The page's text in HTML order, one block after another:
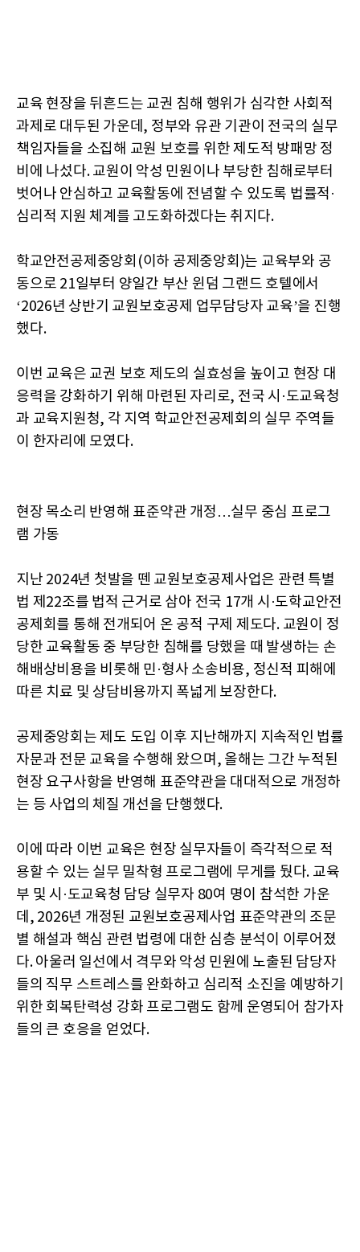
교육 현장을 뒤흔드는 교권 침해 행위가 심각한 사회적
과제로 대두된 가운데, 정부와 유관 기관이 전국의 실무
책임자들을 소집해 교원 보호를 위한 제도적 방패망 정
비에 나섰다. 교원이 악성 민원이나 부당한 침해로부터
벗어나 안심하고 교육활동에 전념할 수 있도록 법률적·
심리적 지원 체계를 고도화하겠다는 취지다.
학교안전공제중앙회(이하 공제중앙회)는 교육부와 공
동으로 21일부터 양일간 부산 윈덤 그랜드 호텔에서
‘2026년 상반기 교원보호공제 업무담당자 교육’을 진행
했다.
이번 교육은 교권 보호 제도의 실효성을 높이고 현장 대
응력을 강화하기 위해 마련된 자리로, 전국 시·도교육청
과 교육지원청, 각 지역 학교안전공제회의 실무 주역들
이 한자리에 모였다.
현장 목소리 반영해 표준약관 개정…실무 중심 프로그
램 가동
지난 2024년 첫발을 뗀 교원보호공제사업은 관련 특별
법 제22조를 법적 근거로 삼아 전국 17개 시·도학교안전
공제회를 통해 전개되어 온 공적 구제 제도다. 교원이 정
당한 교육활동 중 부당한 침해를 당했을 때 발생하는 손
해배상비용을 비롯해 민·형사 소송비용, 정신적 피해에
따른 치료 및 상담비용까지 폭넓게 보장한다.
공제중앙회는 제도 도입 이후 지난해까지 지속적인 법률
자문과 전문 교육을 수행해 왔으며, 올해는 그간 누적된
현장 요구사항을 반영해 표준약관을 대대적으로 개정하
는 등 사업의 체질 개선을 단행했다.
이에 따라 이번 교육은 현장 실무자들이 즉각적으로 적
용할 수 있는 실무 밀착형 프로그램에 무게를 뒀다. 교육
부 및 시·도교육청 담당 실무자 80여 명이 참석한 가운
데, 2026년 개정된 교원보호공제사업 표준약관의 조문
별 해설과 핵심 관련 법령에 대한 심층 분석이 이루어졌
다. 아울러 일선에서 격무와 악성 민원에 노출된 담당자
들의 직무 스트레스를 완화하고 심리적 소진을 예방하기
위한 회복탄력성 강화 프로그램도 함께 운영되어 참가자
들의 큰 호응을 얻었다.